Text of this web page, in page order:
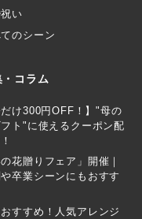
い
のシーン
・コラム
だけ300円OFF！】"母の
フト"に使えるクーポン配
の花贈りフェア」開催｜
卒業シーンにもおすす
すすめ！人気アレンジ